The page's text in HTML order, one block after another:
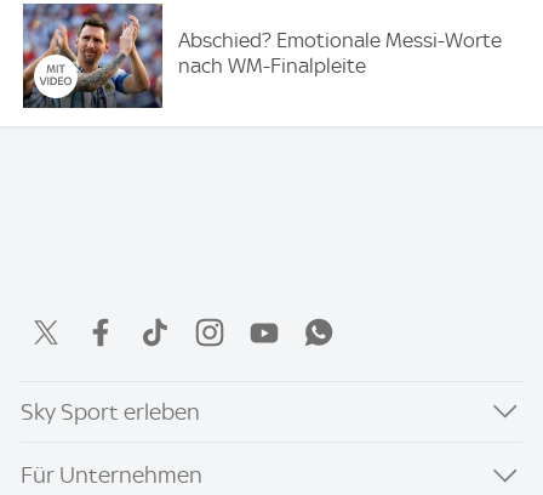
Abschied? Emotionale Messi-Worte
nach WM-Finalpleite
Sky Sport erleben
Für Unternehmen